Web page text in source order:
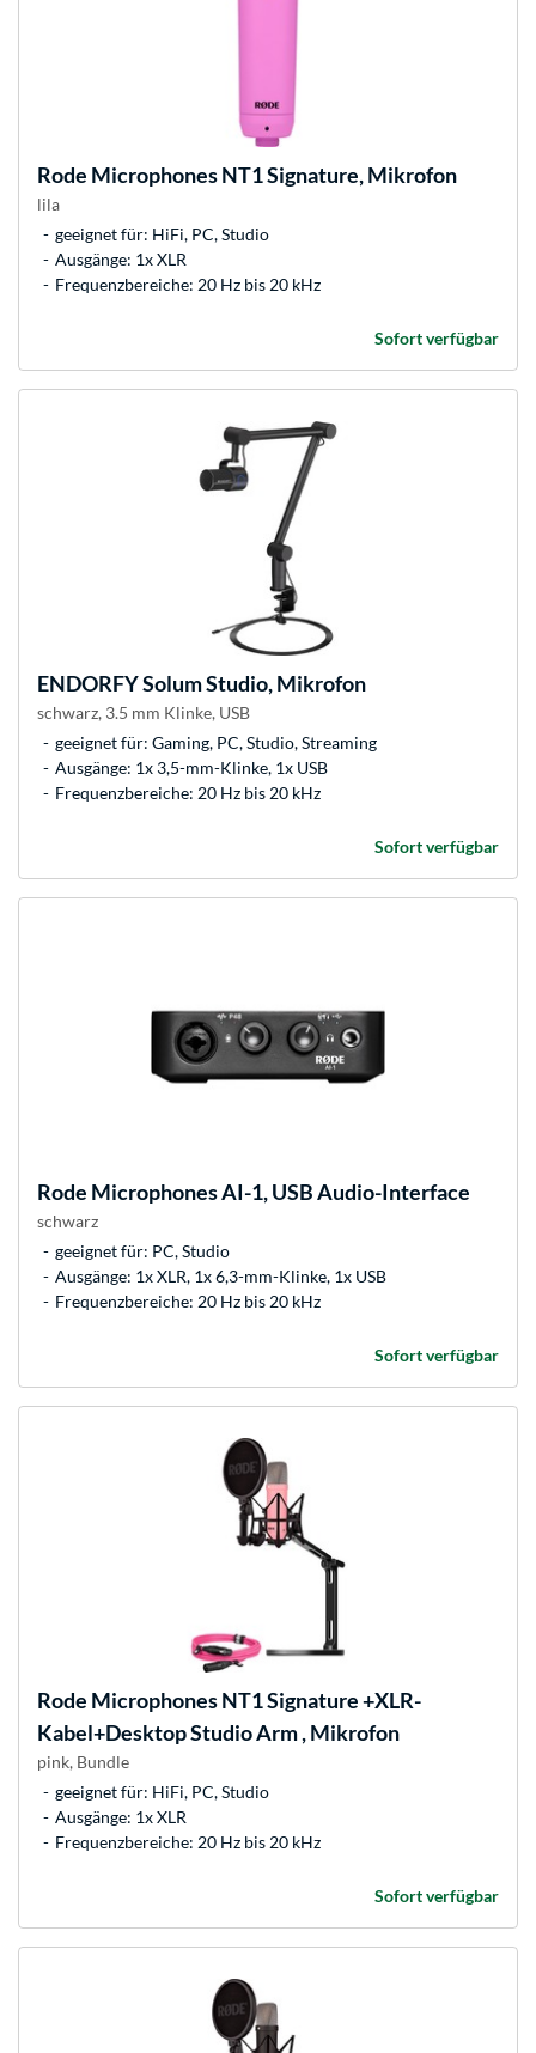
Rode MicrophonesNT1 Signature, Mikrofon
lila
geeignet für: HiFi, PC, Studio
Ausgänge: 1x XLR
Frequenzbereiche: 20 Hz bis 20 kHz
Sofort verfügbar
ENDORFYSolum Studio, Mikrofon
schwarz, 3.5 mm Klinke, USB
geeignet für: Gaming, PC, Studio, Streaming
Ausgänge: 1x 3,5-mm-Klinke, 1x USB
Frequenzbereiche: 20 Hz bis 20 kHz
Sofort verfügbar
Rode MicrophonesAI-1, USB Audio-Interface
schwarz
geeignet für: PC, Studio
Ausgänge: 1x XLR, 1x 6,3-mm-Klinke, 1x USB
Frequenzbereiche: 20 Hz bis 20 kHz
Sofort verfügbar
Rode MicrophonesNT1 Signature +XLR-
Kabel+Desktop Studio Arm , Mikrofon
pink, Bundle
geeignet für: HiFi, PC, Studio
Ausgänge: 1x XLR
Frequenzbereiche: 20 Hz bis 20 kHz
Sofort verfügbar